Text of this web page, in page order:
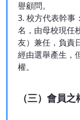
譽顧問。
3. 校方代表幹事
名，由母校現任
友）兼任，負責
經由選舉產生，
權。
（三）會員之